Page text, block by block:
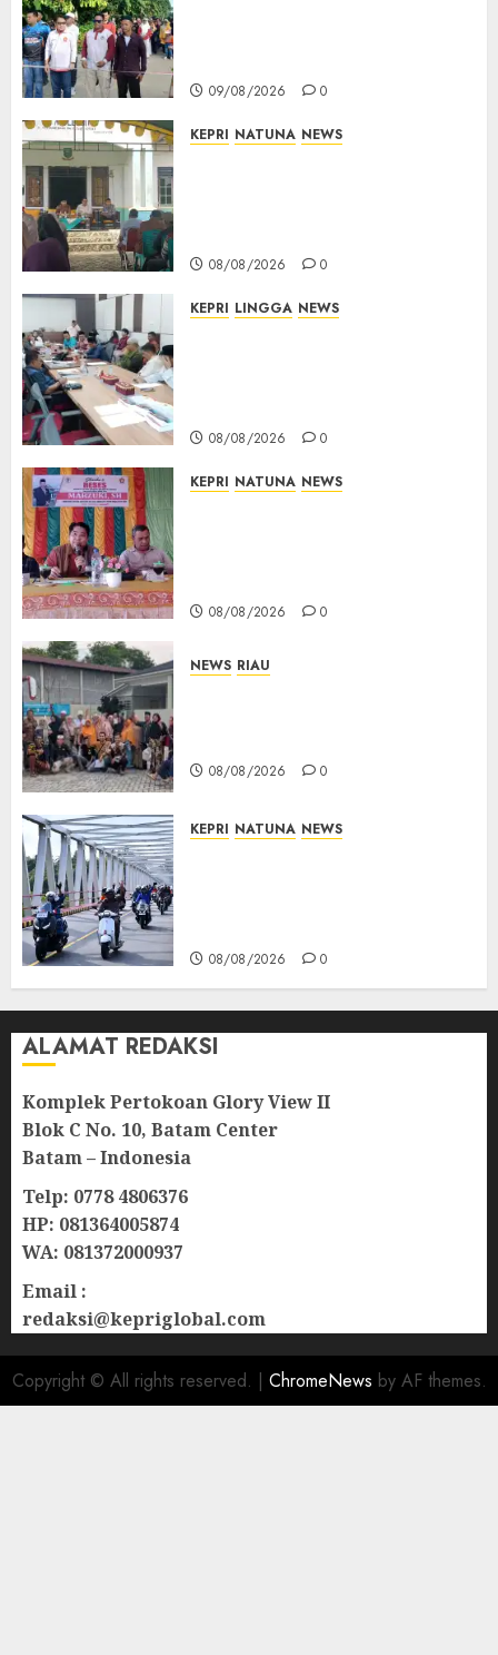
09/08/2026 0
KEPRI NATUNA NEWS
08/08/2026 0
KEPRI LINGGA NEWS
08/08/2026 0
KEPRI NATUNA NEWS
08/08/2026 0
NEWS RIAU
08/08/2026 0
KEPRI NATUNA NEWS
08/08/2026 0
ALAMAT REDAKSI
Komplek Pertokoan Glory View II
Blok C No. 10, Batam Center
Batam – Indonesia
Telp: 0778 4806376
HP: 081364005874
WA: 081372000937
Email :
redaksi@kepriglobal.com
Copyright © All rights reserved. | ChromeNews by AF themes.